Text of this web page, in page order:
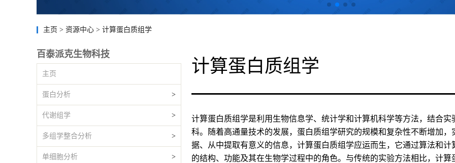
主页 > 资源中心 > 计算蛋白质组学
百泰派克生物科技
主页
蛋白分析 >
代谢组学 >
多组学整合分析 >
单细胞分析 >
计算蛋白质组学
计算蛋白质组学是利用生物信息学、统计学和计算机科学等方法，结合
科。随着高通量技术的发展，蛋白质组学研究的规模和复杂性不断增加
据、从中提取有意义的信息，计算蛋白质组学应运而生，它通过算法和
的结构、功能及其在生物学过程中的角色。与传统的实验方法相比，计